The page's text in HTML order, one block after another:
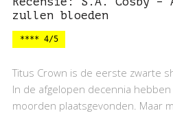
zullen bloeden
**** 4/5
Titus Crown is de eerste zwarte
In de afgelopen decennia
moorden plaatsgevonden. Maar